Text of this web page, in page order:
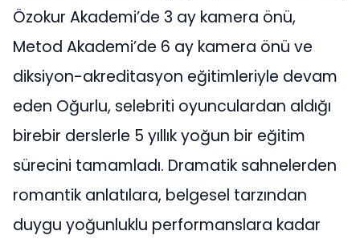
Özokur Akademi’de 3 ay kamera önü,
Metod Akademi’de 6 ay kamera önü ve
diksiyon-akreditasyon eğitimleriyle devam
eden Oğurlu, selebriti oyunculardan aldığı
birebir derslerle 5 yıllık yoğun bir eğitim
sürecini tamamladı. Dramatik sahnelerden
romantik anlatılara, belgesel tarzından
duygu yoğunluklu performanslara kadar